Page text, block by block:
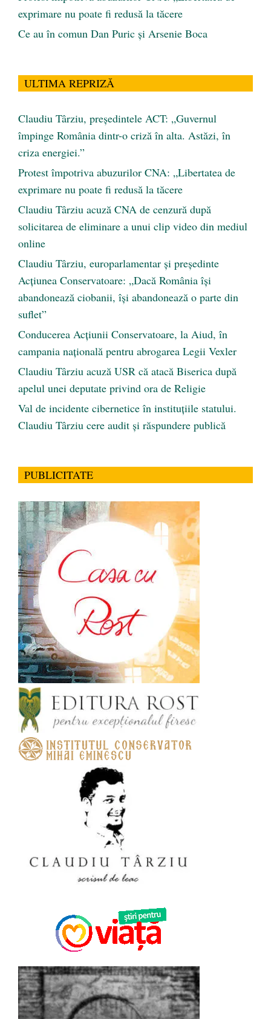
exprimare nu poate fi redusă la tăcere
Ce au în comun Dan Puric şi Arsenie Boca
ULTIMA REPRIZĂ
Claudiu Târziu, președintele ACT: „Guvernul
împinge România dintr-o criză în alta. Astăzi, în
criza energiei.”
Protest împotriva abuzurilor CNA: „Libertatea de
exprimare nu poate fi redusă la tăcere
Claudiu Târziu acuză CNA de cenzură după
solicitarea de eliminare a unui clip video din mediul
online
Claudiu Târziu, europarlamentar și președinte
Acțiunea Conservatoare: „Dacă România își
abandonează ciobanii, își abandonează o parte din
suflet”
Conducerea Acțiunii Conservatoare, la Aiud, în
campania națională pentru abrogarea Legii Vexler
Claudiu Târziu acuză USR că atacă Biserica după
apelul unei deputate privind ora de Religie
Val de incidente cibernetice în instituțiile statului.
Claudiu Târziu cere audit și răspundere publică
PUBLICITATE